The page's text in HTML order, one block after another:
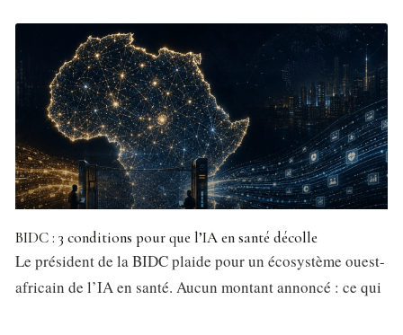
BIDC : 3 conditions pour que l’IA en santé décolle
Le président de la BIDC plaide pour un écosystème ouest-
africain de l’IA en santé. Aucun montant annoncé : ce qui